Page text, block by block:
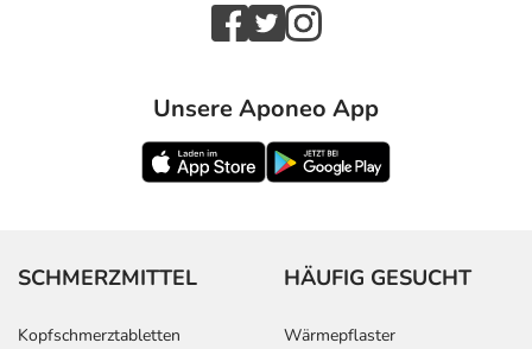
Unsere Aponeo App
SCHMERZMITTEL
Kopfschmerztabletten
HÄUFIG GESUCHT
Wärmepflaster